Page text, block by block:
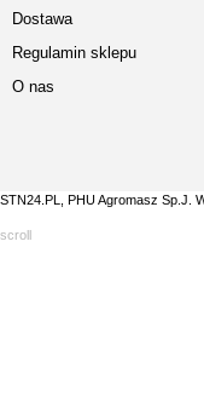
Dostawa
Regulamin sklepu
O nas
STN24.PL, PHU Agromasz Sp.J.
scroll